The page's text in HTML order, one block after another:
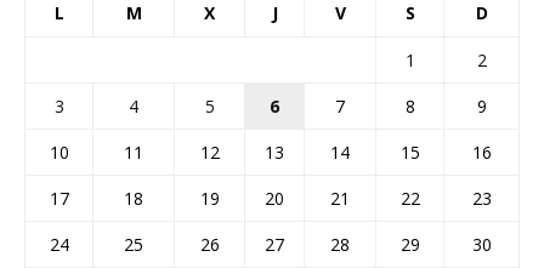
L M X J V S D
1
2
3
4 5 6 7 8
9
10
11 12 13 14 15
16
17
18 19 20 21 22
23
24
25 26 27 28 29
30